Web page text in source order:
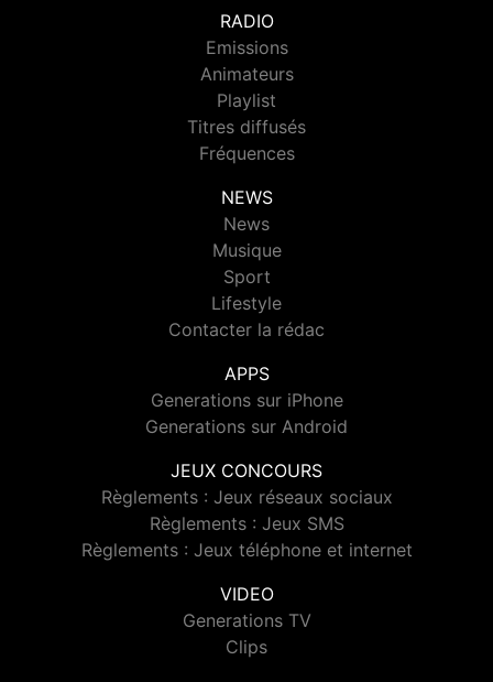
RADIO
Emissions
Animateurs
Playlist
Titres diffusés
Fréquences
NEWS
News
Musique
Sport
Lifestyle
Contacter la rédac
APPS
Generations sur iPhone
Generations sur Android
JEUX CONCOURS
Règlements : Jeux réseaux sociaux
Règlements : Jeux SMS
Règlements : Jeux téléphone et internet
VIDEO
Generations TV
Clips